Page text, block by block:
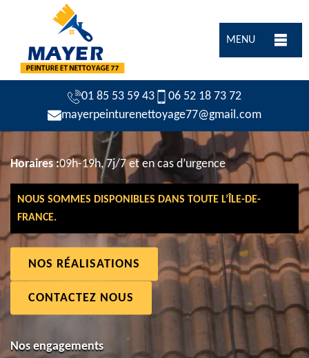
MENU
01 85 53 59 43
06 52 18 73 72
mayerpeinturenettoyage77@gmail.com
Horaires :09h-19h, 7j/7 et en cas d’urgence
NOUS SOMMES DISPONIBLES DANS TOUTE L’ÎLE-DE-
FRANCE.
NOS RÉALISATIONS
CONTACTEZ NOUS
Nos engagements